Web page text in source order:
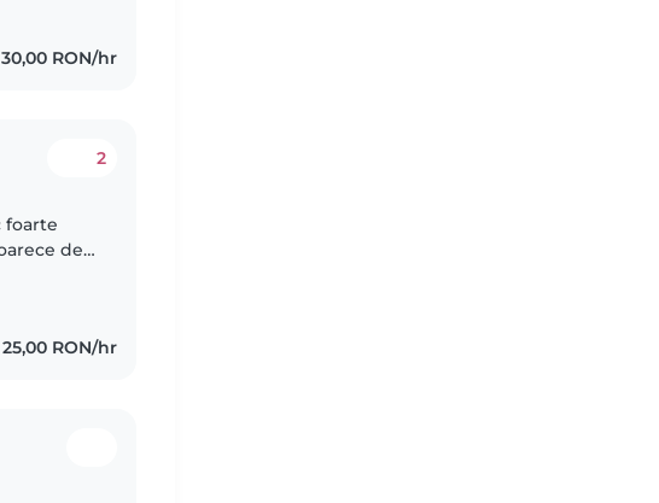
30,00 RON/hr
2
foarte
de
25,00 RON/hr